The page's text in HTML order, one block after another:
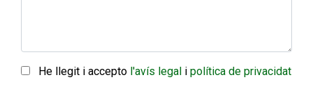
He llegit i accepto l'avís legal i política de privacidat